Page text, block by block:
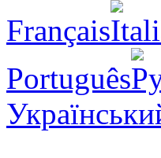
Français
Português